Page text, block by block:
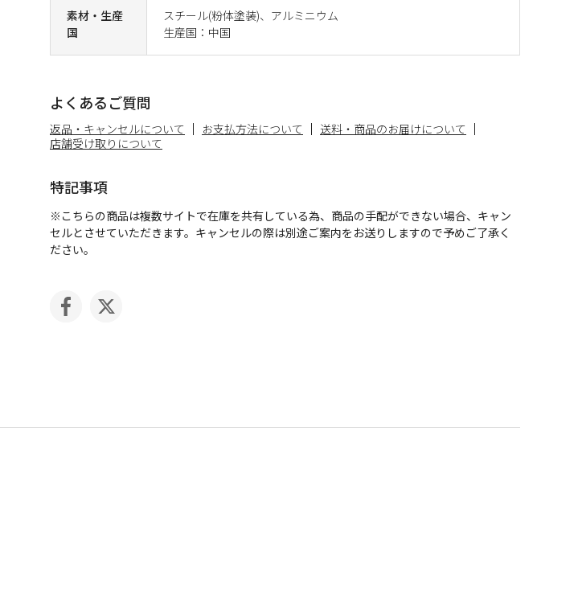
素材・生産
国
スチール(粉体塗装)、アルミニウム
生産国：中国
よくあるご質問
返品・キャンセルについて お支払方法について
送料・商品のお届けについて
店舗受け取りについて
特記事項
※こちらの商品は複数サイトで在庫を共有している為、商品の手配ができない場合、キャン
セルとさせていただきます。キャンセルの際は別途ご案内をお送りしますので予めご了承く
ださい。